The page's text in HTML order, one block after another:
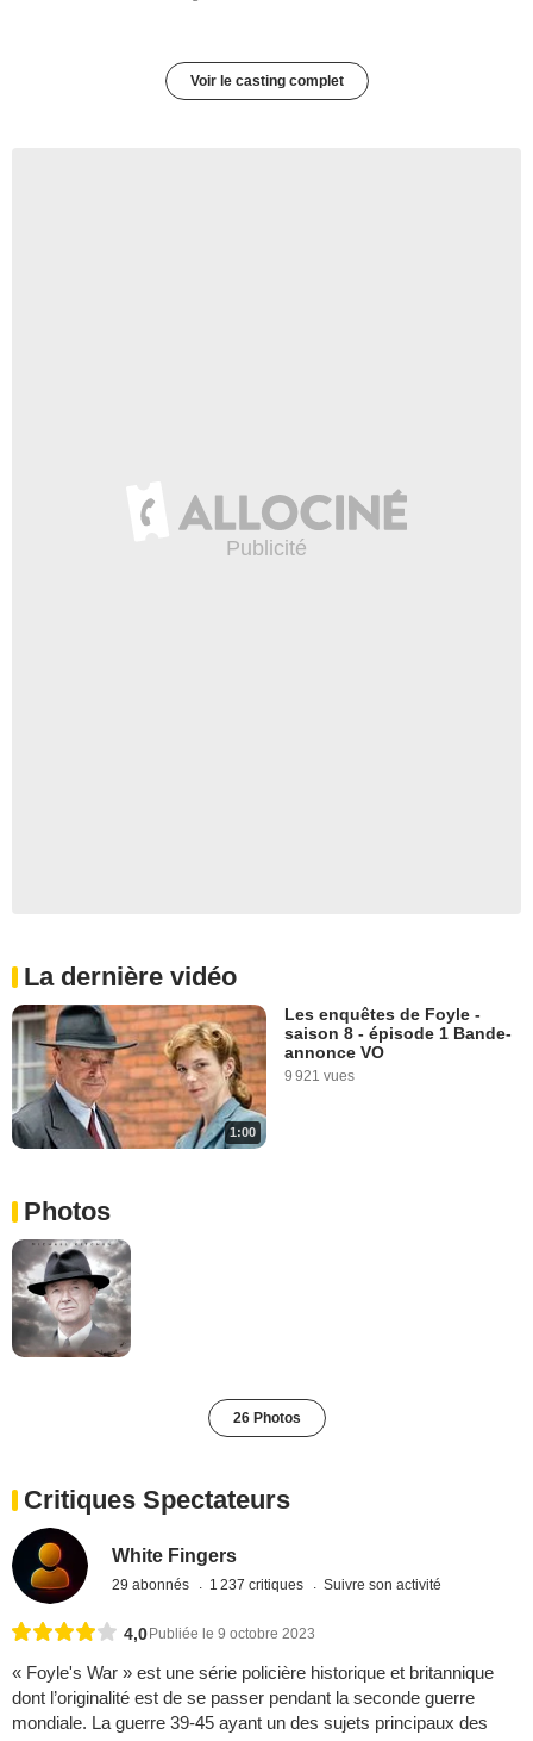
Voir le casting complet
La dernière vidéo
1:00
Les enquêtes de Foyle -
saison 8 - épisode 1 Bande-
annonce VO
9 921 vues
Photos
26 Photos
Critiques Spectateurs
White Fingers
29 abonnés 1 237 critiques Suivre son activité
4,0 Publiée le 9 octobre 2023
« Foyle's War » est une série policière historique et britannique
dont l’originalité est de se passer pendant la seconde guerre
mondiale. La guerre 39-45 ayant un des sujets principaux des